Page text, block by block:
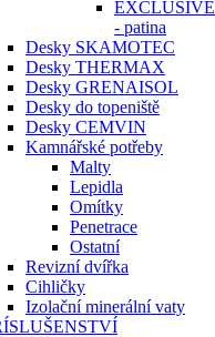
EXCLUSIVE
- patina
Desky SKAMOTEC
Desky THERMAX
Desky GRENAISOL
Desky do topeniště
Desky CEMVIN
Kamnářské potřeby
Malty
Lepidla
Omítky
Penetrace
Ostatní
Revizní dvířka
Cihličky
Izolační minerální vaty